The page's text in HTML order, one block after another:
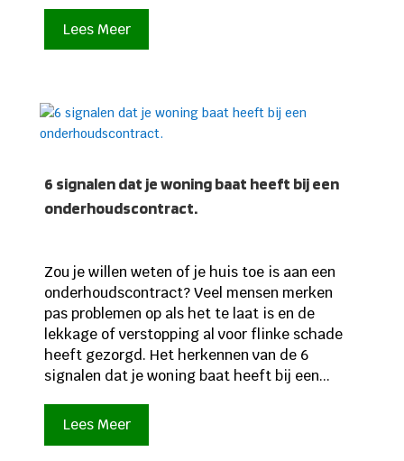
Lees Meer
6 signalen dat je woning baat heeft bij een
onderhoudscontract.
Zou je willen weten of je huis toe is aan een
onderhoudscontract? Veel mensen merken
pas problemen op als het te laat is en de
lekkage of verstopping al voor flinke schade
heeft gezorgd. Het herkennen van de 6
signalen dat je woning baat heeft bij een...
Lees Meer